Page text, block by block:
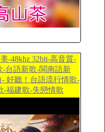
-48khz 32bit-高音質-
-台語新歌-閩南語新
好聽！台語流行情歌-
-福建歌-失戀情歌